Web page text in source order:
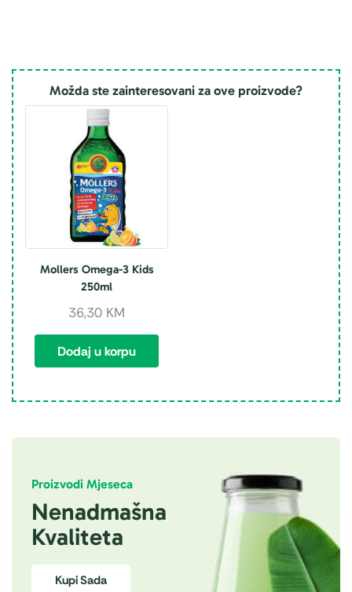
Možda ste zainteresovani za ove proizvode?
Mollers Omega-3 Kids
250ml
36,30 KM
Dodaj u korpu
Proizvodi Mjeseca
Nenadmašna
Kvaliteta
Kupi Sada